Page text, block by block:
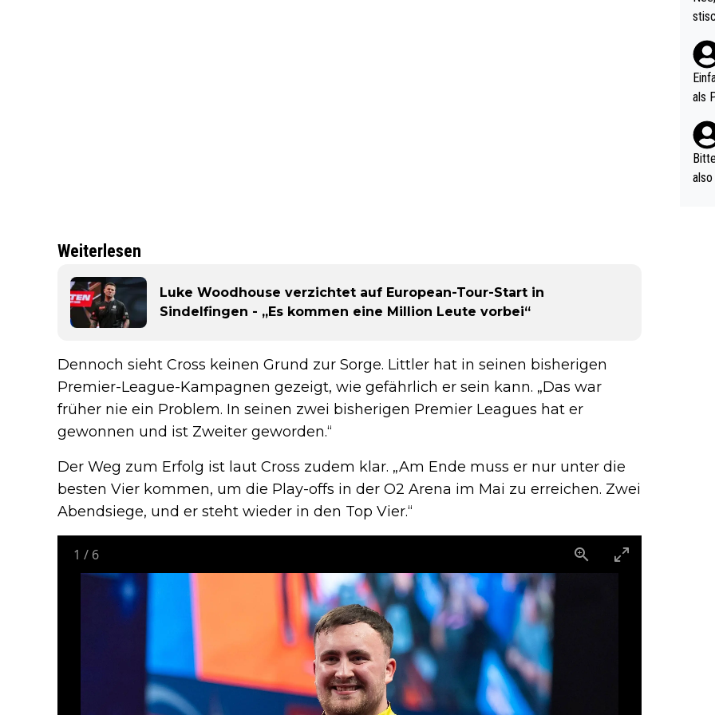
Weiterlesen
Luke Woodhouse verzichtet auf European-Tour-Start in
Sindelfingen - „Es kommen eine Million Leute vorbei“
Dennoch sieht Cross keinen Grund zur Sorge. Littler hat in seinen bisherigen
Premier-League-Kampagnen gezeigt, wie gefährlich er sein kann. „Das war
früher nie ein Problem. In seinen zwei bisherigen Premier Leagues hat er
gewonnen und ist Zweiter geworden.“
Der Weg zum Erfolg ist laut Cross zudem klar. „Am Ende muss er nur unter die
besten Vier kommen, um die Play-offs in der O2 Arena im Mai zu erreichen. Zwei
Abendsiege, und er steht wieder in den Top Vier.“
1 / 6
(in
als
nes
ttler
vV
als